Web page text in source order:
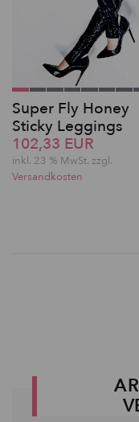
Super Fly Honey
Sticky Leggings
102,33 EUR
inkl. 23 % MwSt. zzgl.
Versandkosten